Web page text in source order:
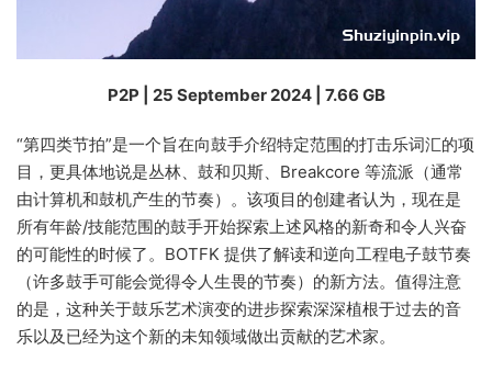
P2P | 25 September 2024 | 7.66 GB
“第四类节拍”是一个旨在向鼓手介绍特定范围的打击乐词汇的项
目，更具体地说是丛林、鼓和贝斯、Breakcore 等流派（通常
由计算机和鼓机产生的节奏）。该项目的创建者认为，现在是
所有年龄/技能范围的鼓手开始探索上述风格的新奇和令人兴奋
的可能性的时候了。BOTFK 提供了解读和逆向工程电子鼓节奏
（许多鼓手可能会觉得令人生畏的节奏）的新方法。值得注意
的是，这种关于鼓乐艺术演变的进步探索深深植根于过去的音
乐以及已经为这个新的未知领域做出贡献的艺术家。